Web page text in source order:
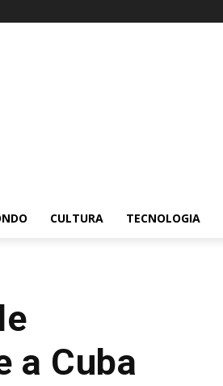
CULTURA TECNOLOGIA
a Cuba